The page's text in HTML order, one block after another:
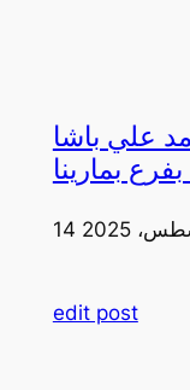
علي باشا
بمارينا
2025
edit post